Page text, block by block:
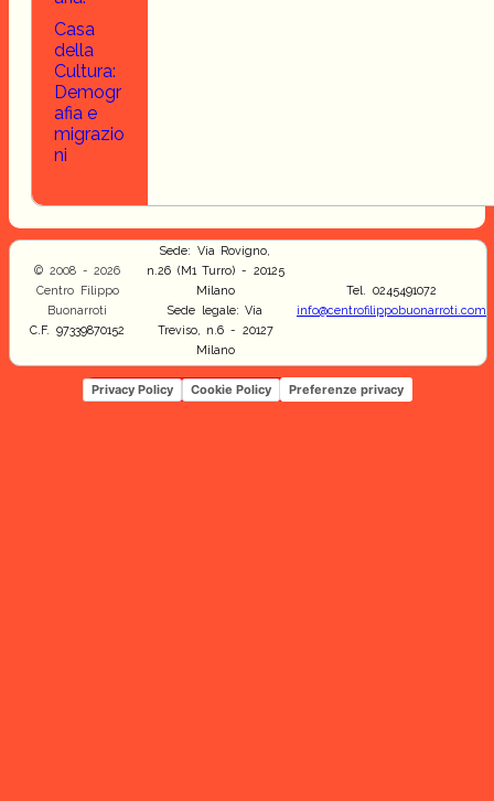
Casa
della
Cultura:
Demogr
afia e
migrazio
ni
© 2008 - 2026
Centro Filippo
Buonarroti
C.F. 97339870152
Sede: Via Rovigno,
n.26 (M1 Turro) - 20125
Milano
Sede legale: Via
Treviso, n.6 - 20127
Milano
Tel. 0245491072
info@centrofilippobuonarroti.com
Privacy Policy Cookie Policy Preferenze privacy